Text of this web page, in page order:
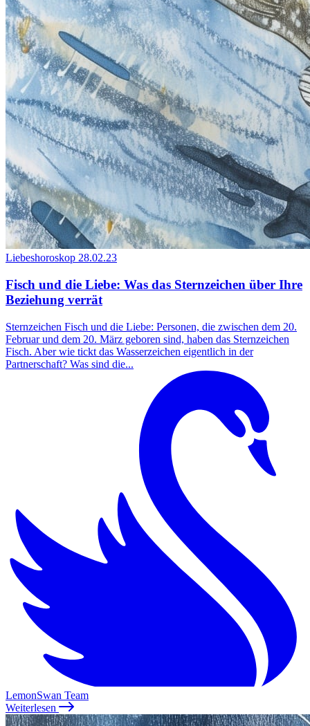
Liebeshoroskop 28.02.23
Fisch und die Liebe: Was das Sternzeichen über Ihre
Beziehung verrät
Sternzeichen Fisch und die Liebe: Personen, die zwischen dem 20.
Februar und dem 20. März geboren sind, haben das Sternzeichen
Fisch. Aber wie tickt das Wasserzeichen eigentlich in der
Partnerschaft? Was sind die...
LemonSwan Team
Weiterlesen